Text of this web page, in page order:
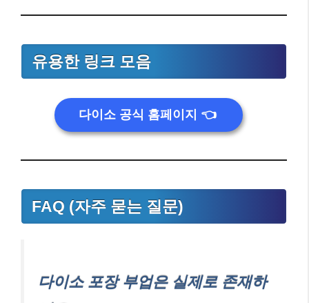
유용한 링크 모음
다이소 공식 홈페이지👈
FAQ (자주 묻는 질문)
다이소 포장 부업은 실제로 존재하